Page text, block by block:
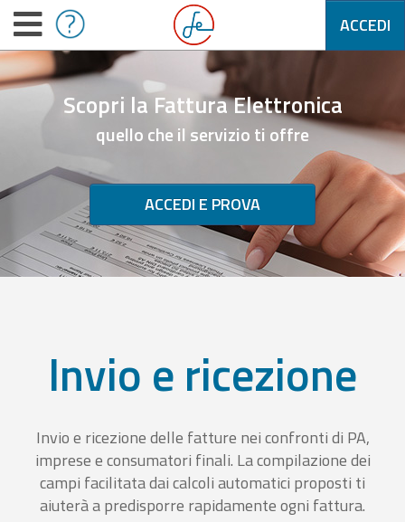
ACCEDI
Scopri la Fattura Elettronica
quello che il servizio ti offre
ACCEDI E PROVA
Invio e ricezione
Invio e ricezione delle fatture nei confronti di PA,
imprese e consumatori finali. La compilazione dei
campi facilitata dai calcoli automatici proposti ti
aiuterà a predisporre rapidamente ogni fattura.